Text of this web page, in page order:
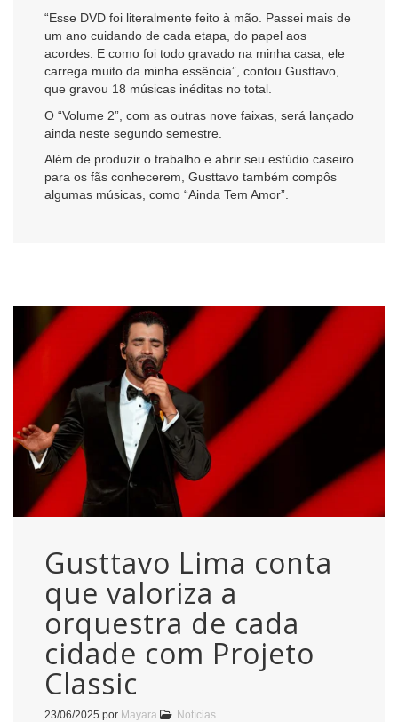
“Esse DVD foi literalmente feito à mão. Passei mais de
um ano cuidando de cada etapa, do papel aos
acordes. E como foi todo gravado na minha casa, ele
carrega muito da minha essência”, contou Gusttavo,
que gravou 18 músicas inéditas no total.
O “Volume 2”, com as outras nove faixas, será lançado
ainda neste segundo semestre.
Além de produzir o trabalho e abrir seu estúdio caseiro
para os fãs conhecerem, Gusttavo também compôs
algumas músicas, como “Ainda Tem Amor”.
Gusttavo Lima conta
que valoriza a
orquestra de cada
cidade com Projeto
Classic
23/06/2025 por Mayara Notícias